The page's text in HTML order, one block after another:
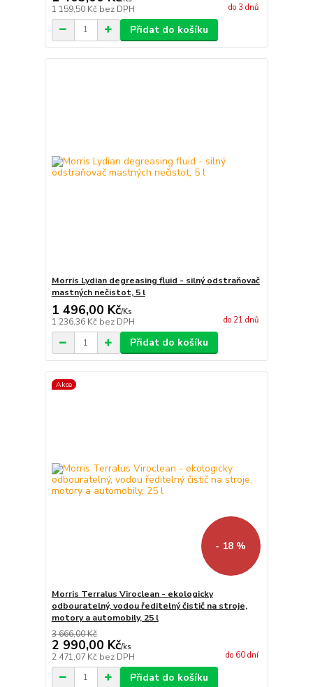
1 159,50 Kč bez DPH do 3 dnů
Přidat do košíku
Morris Lydian degreasing fluid - silný odstraňovač
mastných nečistot, 5 l
1 496,00 Kč/Ks
1 236,36 Kč bez DPH do 21 dnů
Přidat do košíku
Akce
- 18 %
Morris Terralus Viroclean - ekologicky
odbouratelný, vodou ředitelný čistič na stroje,
motory a automobily, 25 l
3 666,00 Kč
2 990,00 Kč/ks
2 471,07 Kč bez DPH do 60 dní
Přidat do košíku